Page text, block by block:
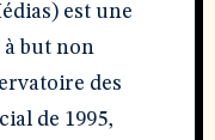
est une
but non
des
de 1995,